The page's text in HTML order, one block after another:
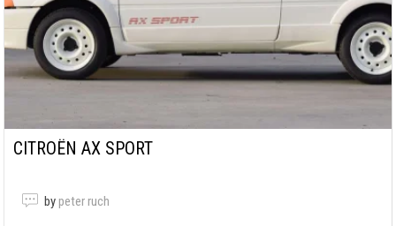
CITROËN AX SPORT
by peter ruch